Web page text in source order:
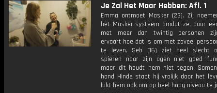
Je Zal Het Maar Hebben: Afl. 1
Emma ontmoet Masker (23). Zij
het Masker-systeem omdat ze, door
met meer dan twintig personen
ervaart hoe dat is om met zoveel
te leven. Seb (16) ziet heel slecht
spieren naar zijn ogen niet goed
maar dit houdt hem niet tegen.
hond Hinde stapt hij vrolijk door het
lukt hem ook om op heel hoog niveau te